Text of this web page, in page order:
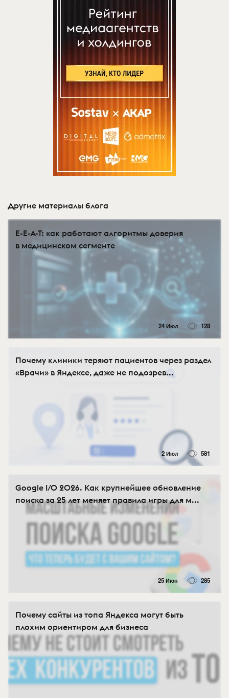
Другие материалы блога
E-E-A-T: как работают алгоритмы доверия
в медицинском сегменте
24 Июл 128
Почему клиники теряют пациентов через раздел
«Врачи» в Яндексе, даже не подозрев...
2 Июл 581
Google I/O 2026. Как крупнейшее обновление
поиска за 25 лет меняет правила игры для м...
25 Июн 285
Почему сайты из топа Яндекса могут быть
плохим ориентиром для бизнеса